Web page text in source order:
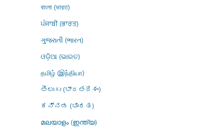
বাংলা (ভারত)
ਪੰਜਾਬੀ (ਭਾਰਤ)
ગુજરાતી (ભારત)
ଓଡ଼ିଆ (ଭାରତ)
தமிழ் (இந்தியா)
తెలుగు (భారతదేశం)
ಕನ್ನಡ (ಭಾರತ)
മലയാളം (ഇന്ത്യ)